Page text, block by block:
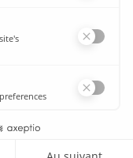
PERSONNELLES